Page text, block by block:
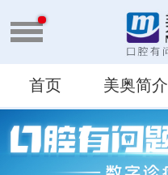
首页 美奥简介